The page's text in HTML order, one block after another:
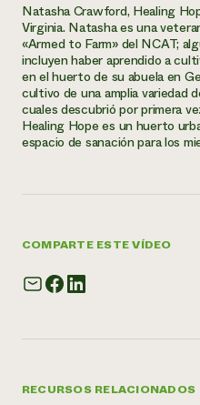
Natasha Crawford, Healing
Virginia. Natasha es una
«Armed to Farm» del NCAT;
incluyen haber aprendido a
en el huerto de su abuela en
cultivo de una amplia variedad
cuales descubrió por primera
Healing Hope es un huerto
espacio de sanación para los
COMPARTE ESTE VÍDEO
RECURSOS RELACIONADOS